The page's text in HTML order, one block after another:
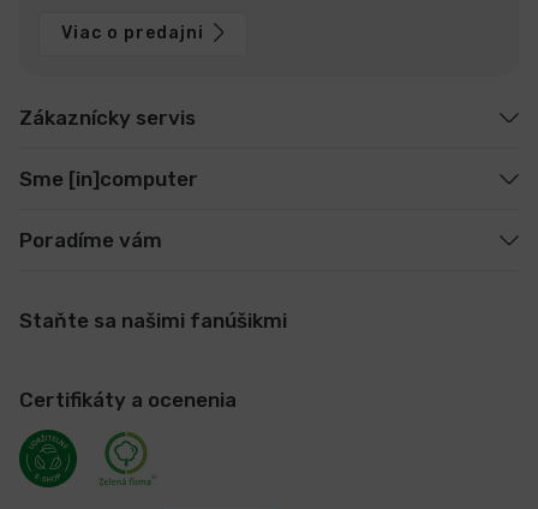
Viac o predajni
Zákaznícky servis
Sme [in]computer
Poradíme vám
Staňte sa našimi fanúšikmi
Certifikáty a ocenenia